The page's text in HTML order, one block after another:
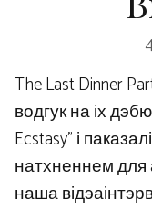
The Last Dinner
водгук на іх
Ecstasy” і
натхненнем для
наша